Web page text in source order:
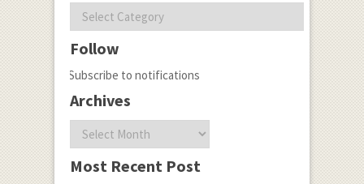
Categories
Follow
Subscribe to notifications
Archives
Archives
Most Recent Post